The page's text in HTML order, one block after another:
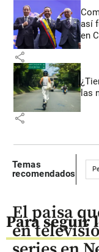
así
en
share
las
share
Temas
recomendados
Para seguir
El paisa
en